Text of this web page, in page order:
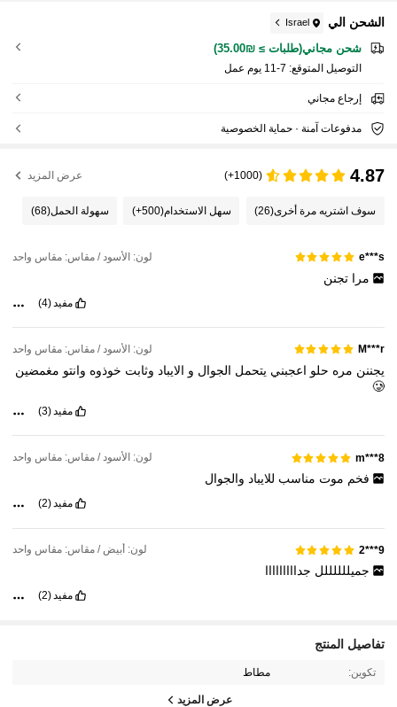
الشحن الي Israel
شحن مجاني(طلبات ≥ ₪35.00)
التوصيل المتوقع: 7-11 يوم عمل
إرجاع مجاني
مدفوعات آمنة · حماية الخصوصية
4.87
(1000+) عرض المزيد
سوف اشتريه مرة أخرى(26) سهل الاستخدام(500+) سهولة الحمل(68)
e***s لون: الأسود / مقاس: مقاس واحد
مرا تجنن
مفيد(4)
M***r لون: الأسود / مقاس: مقاس واحد
يجننن مره حلو اعجبني يتحمل الجوال و الايباد وثابت خوذوه وانتو مغمضين
🥲
مفيد(3)
m***8 لون: الأسود / مقاس: مقاس واحد
فخم موت مناسب للايباد والجوال
مفيد(2)
9***2 لون: أبيض / مقاس: مقاس واحد
جميللللللل جدااااااااا
مفيد(2)
تفاصيل المنتج
تكوين: مطاط
عرض المزيد